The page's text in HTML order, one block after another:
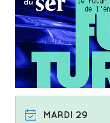
MARDI 29